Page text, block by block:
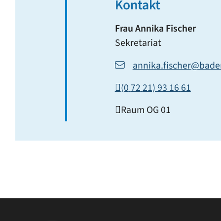
Kontakt
FrauAnnika Fischer
Sekretariat
(07221) 931661
Raum OG 01